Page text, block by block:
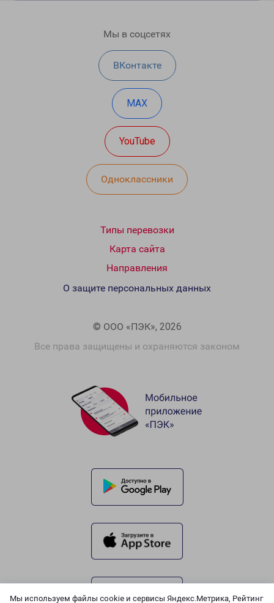
Мы используем файлы cookie и сервисы Яндекс.Метрика, Рейтинг
Мы в соцсетях
ВКонтакте
MAX
YouTube
Одноклассники
Типы перевозки
Карта сайта
Направления
© ООО «ПЭК», 2026
Все права защищены и охраняются законом
О защите персональных данных